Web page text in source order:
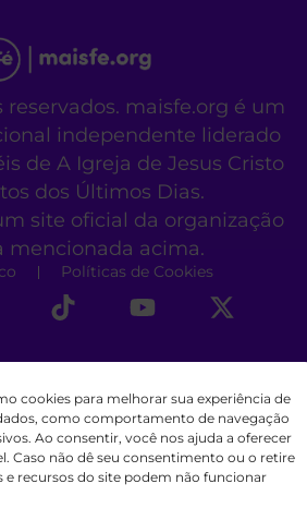
cookies para melhorar sua experiência de
como comportamento de navegação
Ao consentir, você nos ajuda a oferecer
Caso não dê seu consentimento ou o retire
e recursos do site podem não funcionar
reservados. maisfe.org é um
independente liderado
de A Igreja de Jesus Cristo
dos Últimos Dias.
site oficial da organização
mencionada acima.
Políticas de Cookies